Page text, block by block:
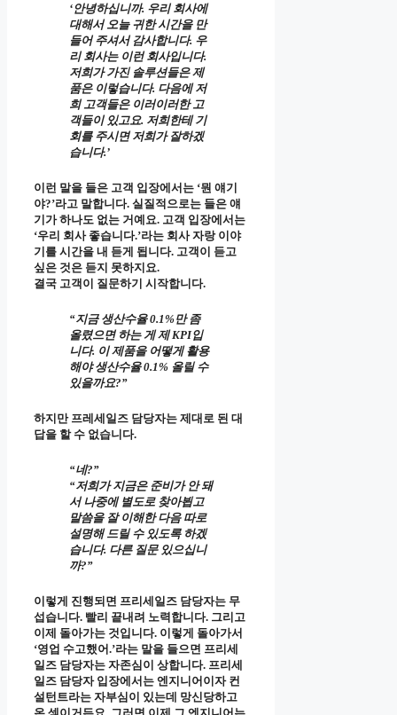
‘안녕하십니까. 우리 회사에
대해서 오늘 귀한 시간을 만
들어 주셔서 감사합니다. 우
리 회사는 이런 회사입니다.
저희가 가진 솔루션들은 제
품은 이렇습니다. 다음에 저
희 고객들은 이러이러한 고
객들이 있고요. 저희한테 기
회를 주시면 저희가 잘하겠
습니다.’
이런 말을 들은 고객 입장에서는 ‘뭔 얘기
야?’라고 말합니다. 실질적으로는 들은 얘
기가 하나도 없는 거예요. 고객 입장에서는
‘우리 회사 좋습니다.’라는 회사 자랑 이야
기를 시간을 내 듣게 됩니다. 고객이 듣고
싶은 것은 듣지 못하지요.
결국 고객이 질문하기 시작합니다.
“지금 생산수율 0.1%만 좀
올렸으면 하는 게 제 KPI입
니다. 이 제품을 어떻게 활용
해야 생산수율 0.1% 올릴 수
있을까요?”
하지만 프레세일즈 담당자는 제대로 된 대
답을 할 수 없습니다.
“네?”
“저희가 지금은 준비가 안 돼
서 나중에 별도로 찾아뵙고
말씀을 잘 이해한 다음 따로
설명해 드릴 수 있도록 하겠
습니다. 다른 질문 있으십니
까?”
이렇게 진행되면 프리세일즈 담당자는 무
섭습니다. 빨리 끝내려 노력합니다. 그리고
이제 돌아가는 것입니다. 이렇게 돌아가서
‘영업 수고했어.’라는 말을 들으면 프리세
일즈 담당자는 자존심이 상합니다. 프리세
일즈 담당자 입장에서는 엔지니어이자 컨
설턴트라는 자부심이 있는데 망신당하고